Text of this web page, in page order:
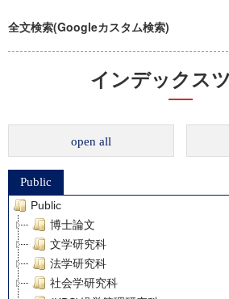
全文検索(Googleカスタム検索)
インデックス
open all
Public
Public
博士論文
文学研究科
法学研究科
社会学研究科